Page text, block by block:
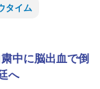
タイム
中に脳出血で倒
へ